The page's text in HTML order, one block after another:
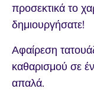
προσεκτικά το
δημιουργήσατε!
Αφαίρεση
καθαρισμού σε
απαλά.